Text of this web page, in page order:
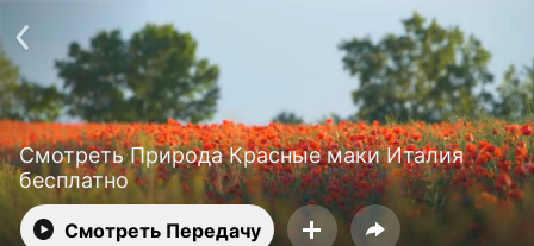
Смотреть Природа Красные маки Италия
бесплатно
Смотреть Передачу
support@24h.tv
О сервисе
Пользовательское соглашение
Политика конфиденциальности
Для партнёров
Открыть приложение
Ввести промокод
Установить на ТВ
Бесплатные каналы Контакты